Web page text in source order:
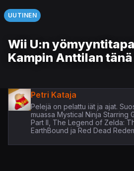
UUTINEN
Wii U:n
Kampin Anttilan
Petri Kataja
Pelejä on pelattu iät ja ajat.
muassa Mystical Ninja Starring
Part II, The Legend of Zelda:
EarthBound ja Red Dead